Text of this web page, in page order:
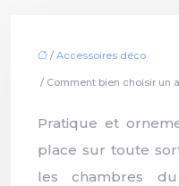
/ Accessoires déco
/ Comment bien choisir un
Pratique et
place sur toute
les chambres